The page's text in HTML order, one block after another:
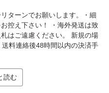
ターンでお願いします。・細
控え下さい！ ・海外発送は致
はご遠慮ください。 新規の場
料連絡後48時間以内の決済手
読む